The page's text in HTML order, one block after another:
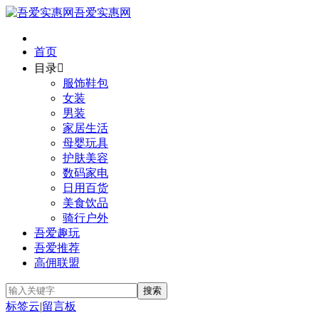
吾爱实惠网
首页
目录
服饰鞋包
女装
男装
家居生活
母婴玩具
护肤美容
数码家电
日用百货
美食饮品
骑行户外
吾爱趣玩
吾爱推荐
高佣联盟
标签云|留言板